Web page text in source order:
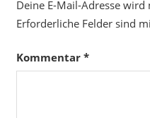
Deine E-Mail-Adresse
Erforderliche Felder sind
Kommentar *